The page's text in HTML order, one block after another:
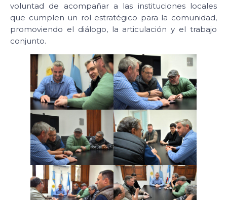
voluntad de acompañar a las instituciones locales
que cumplen un rol estratégico para la comunidad,
promoviendo el diálogo, la articulación y el trabajo
conjunto.